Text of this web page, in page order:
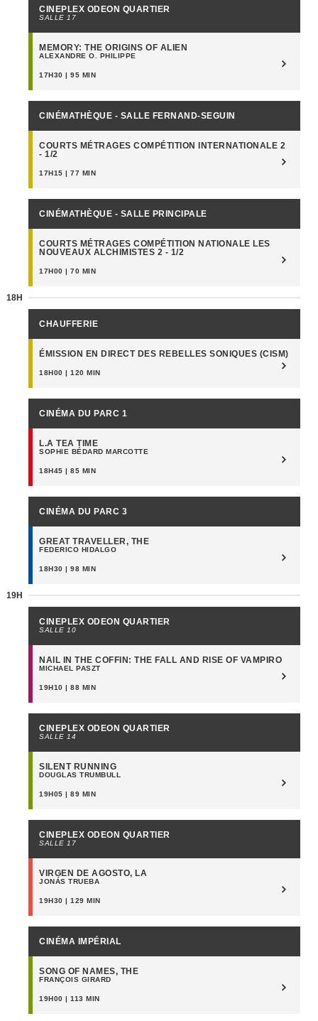
CINEPLEX ODEON QUARTIER
SALLE 17
MEMORY: THE ORIGINS OF ALIEN
ALEXANDRE O. PHILIPPE
17H30 | 95 MIN
CINÉMATHÈQUE - SALLE FERNAND-SEGUIN
COURTS MÉTRAGES COMPÉTITION INTERNATIONALE 2
- 1/2
17H15 | 77 MIN
CINÉMATHÈQUE - SALLE PRINCIPALE
COURTS MÉTRAGES COMPÉTITION NATIONALE LES
NOUVEAUX ALCHIMISTES 2 - 1/2
17H00 | 70 MIN
18H
CHAUFFERIE
ÉMISSION EN DIRECT DES REBELLES SONIQUES (CISM)
18H00 | 120 MIN
CINÉMA DU PARC 1
L.A TEA TIME
SOPHIE BÉDARD MARCOTTE
18H45 | 85 MIN
CINÉMA DU PARC 3
GREAT TRAVELLER, THE
FEDERICO HIDALGO
18H30 | 98 MIN
19H
CINEPLEX ODEON QUARTIER
SALLE 10
NAIL IN THE COFFIN: THE FALL AND RISE OF VAMPIRO
MICHAEL PASZT
19H10 | 88 MIN
CINEPLEX ODEON QUARTIER
SALLE 14
SILENT RUNNING
DOUGLAS TRUMBULL
19H05 | 89 MIN
CINEPLEX ODEON QUARTIER
SALLE 17
VIRGEN DE AGOSTO, LA
JONÁS TRUEBA
19H30 | 129 MIN
CINÉMA IMPÉRIAL
SONG OF NAMES, THE
FRANÇOIS GIRARD
19H00 | 113 MIN